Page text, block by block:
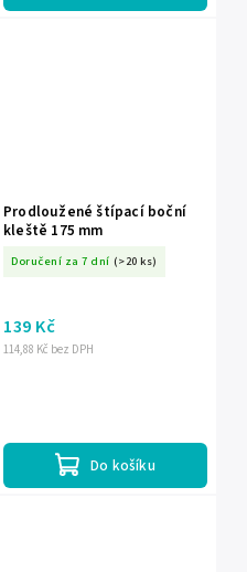
Prodloužené štípací boční
kleště 175 mm
Doručení za 7 dní (>20 ks)
114,88 Kč bez DPH
139 Kč
Do košíku